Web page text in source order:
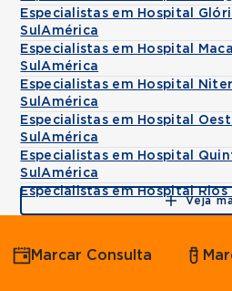
Especialistas em Hospital
SulAmérica
Especialistas em Hospital
SulAmérica
Especialistas em Hospital
SulAmérica
Especialistas em Hospital
SulAmérica
Especialistas em Hospital
SulAmérica
Especialistas em Hospital
Veja
Marcar Consulta